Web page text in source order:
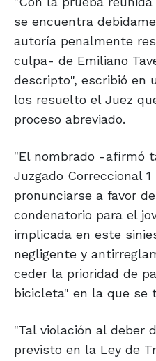
se encuentra
autoría penalmente
culpa- de Emiliano
descripto", escribió en
los resuelto el Juez
proceso abreviado.
"El nombrado -afirmó
Juzgado Correccional
pronunciarse a favor
condenatorio para el
implicada en este
negligente y
ceder la prioridad de
bicicleta" en la que se
"Tal violación al deber
previsto en la Ley de